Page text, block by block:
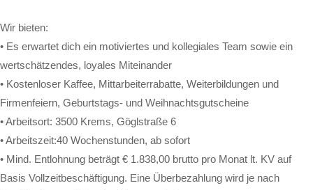
Wir bieten:
• Es erwartet dich ein motiviertes und kollegiales Team sowie ein
wertschätzendes, loyales Miteinander
• Kostenloser Kaffee, Mittarbeiterrabatte, Weiterbildungen und
Firmenfeiern, Geburtstags- und Weihnachtsgutscheine
• Arbeitsort: 3500 Krems, Göglstraße 6
• Arbeitszeit:40 Wochenstunden, ab sofort
• Mind. Entlohnung beträgt € 1.838,00 brutto pro Monat lt. KV auf
Basis Vollzeitbeschäftigung. Eine Überbezahlung wird je nach